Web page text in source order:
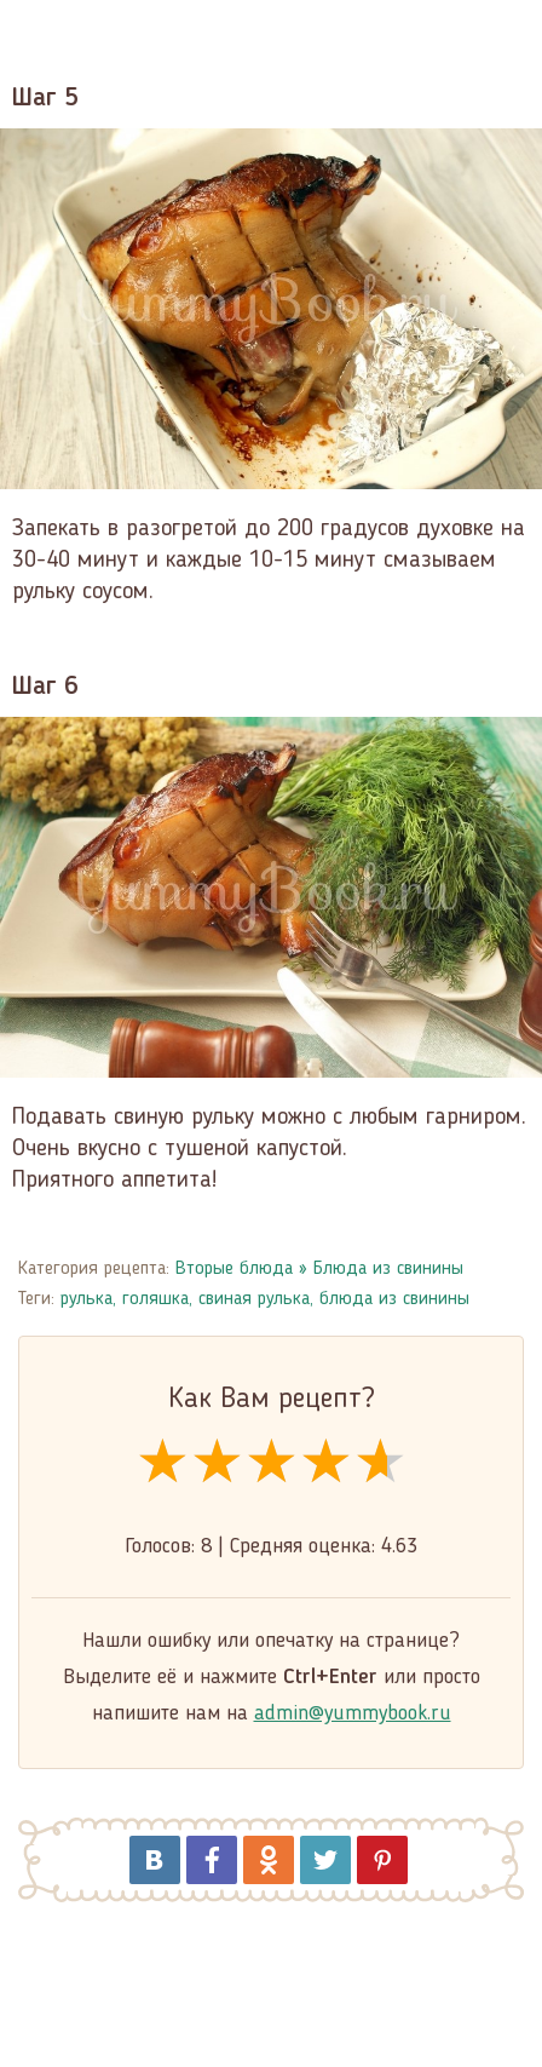
Шаг 5
Запекать в разогретой до 200 градусов духовке на
30-40 минут и каждые 10-15 минут смазываем
рульку соусом.
Шаг 6
Подавать свиную рульку можно с любым гарниром.
Очень вкусно с тушеной капустой.
Приятного аппетита!
Категория рецепта: Вторые блюда » Блюда из свинины
Теги: рулька, голяшка, свиная рулька, блюда из свинины
Как Вам рецепт?
★★★★★
★★★★★
★★★★★
Голосов: 8 Средняя оценка: 4.63
Нашли ошибку или опечатку на странице?
Выделите её и нажмите Ctrl+Enter или просто
напишите нам на admin@yummybook.ru